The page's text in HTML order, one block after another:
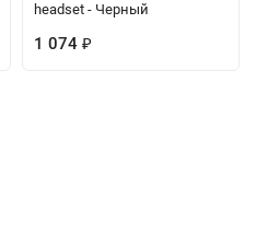
headset - Черный
1 074 ₽